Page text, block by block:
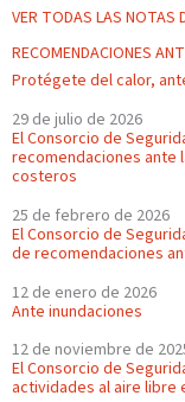
VER TODAS LAS NOTAS
RECOMENDACIONES
Protégete del calor,
29 de julio de 2026
El Consorcio de
recomendaciones ante
costeros
25 de febrero de 2026
El Consorcio de
de recomendaciones
12 de enero de 2026
Ante inundaciones
12 de noviembre de
El Consorcio de
actividades al aire libre